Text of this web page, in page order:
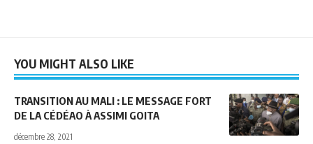
YOU MIGHT ALSO LIKE
TRANSITION AU MALI : LE MESSAGE FORT
DE LA CÉDÉAO À ASSIMI GOITA
décembre 28, 2021